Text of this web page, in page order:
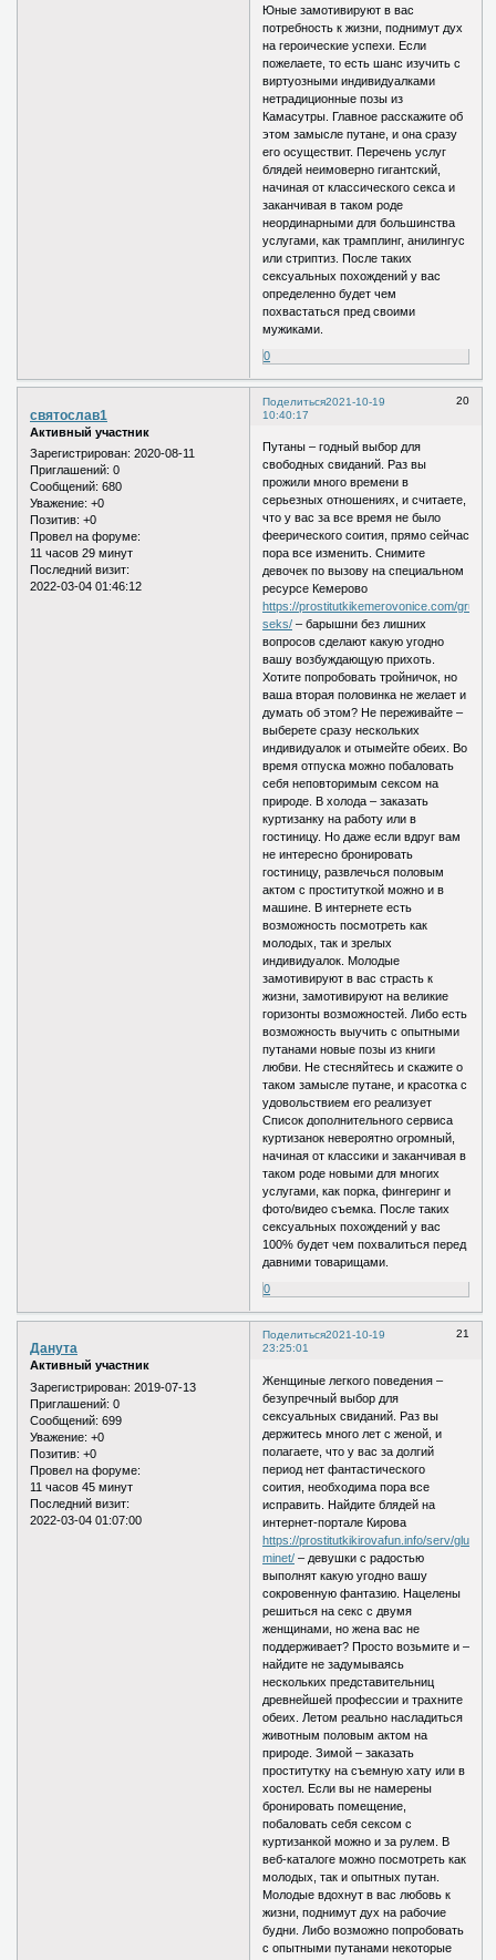
Юные замотивируют в вас
потребность к жизни, поднимут дух
на героические успехи. Если
пожелаете, то есть шанс изучить с
виртуозными индивидуалками
нетрадиционные позы из
Камасутры. Главное расскажите об
этом замысле путане, и она сразу
его осуществит. Перечень услуг
блядей неимоверно гигантский,
начиная от классического секса и
заканчивая в таком роде
неординарными для большинства
услугами, как трамплинг, анилингус
или стриптиз. После таких
сексуальных похождений у вас
определенно будет чем
похвастаться пред своими
мужиками.
0
Поделиться 20
2021-10-19
10:40:17
святослав1
Активный участник
Зарегистрирован: 2020-08-11
Приглашений: 0
Сообщений: 680
Уважение: +0
Позитив: +0
Провел на форуме:
11 часов 29 минут
Последний визит:
2022-03-04 01:46:12
Путаны – годный выбор для
свободных свиданий. Раз вы
прожили много времени в
серьезных отношениях, и считаете,
что у вас за все время не было
феерического соития, прямо сейчас
пора все изменить. Снимите
девочек по вызову на специальном
ресурсе Кемерово
https://prostitutkikemerovonice.com/
seks/ – барышни без лишних
вопросов сделают какую угодно
вашу возбуждающую прихоть.
Хотите попробовать тройничок, но
ваша вторая половинка не желает и
думать об этом? Не переживайте –
выберете сразу нескольких
индивидуалок и отымейте обеих. Во
время отпуска можно побаловать
себя неповторимым сексом на
природе. В холода – заказать
куртизанку на работу или в
гостиницу. Но даже если вдруг вам
не интересно бронировать
гостиницу, развлечься половым
актом с проституткой можно и в
машине. В интернете есть
возможность посмотреть как
молодых, так и зрелых
индивидуалок. Молодые
замотивируют в вас страсть к
жизни, замотивируют на великие
горизонты возможностей. Либо есть
возможность выучить с опытными
путанами новые позы из книги
любви. Не стесняйтесь и скажите о
таком замысле путане, и красотка с
удовольствием его реализует
Список дополнительного сервиса
куртизанок невероятно огромный,
начиная от классики и заканчивая в
таком роде новыми для многих
услугами, как порка, фингеринг и
фото/видео съемка. После таких
сексуальных похождений у вас
100% будет чем похвалиться перед
давними товарищами.
0
Поделиться 21
2021-10-19
23:25:01
Данута
Активный участник
Зарегистрирован: 2019-07-13
Приглашений: 0
Сообщений: 699
Уважение: +0
Позитив: +0
Провел на форуме:
11 часов 45 минут
Последний визит:
2022-03-04 01:07:00
Женщиные легкого поведения –
безупречный выбор для
сексуальных свиданий. Раз вы
держитесь много лет с женой, и
полагаете, что у вас за долгий
период нет фантастического
соития, необходима пора все
исправить. Найдите блядей на
интернет-портале Кирова
https://prostitutkikirovafun.info/serv/
minet/ – девушки с радостью
выполнят какую угодно вашу
сокровенную фантазию. Нацелены
решиться на секс с двумя
женщинами, но жена вас не
поддерживает? Просто возьмите и –
найдите не задумываясь
нескольких представительниц
древнейшей профессии и трахните
обеих. Летом реально насладиться
животным половым актом на
природе. Зимой – заказать
проститутку на съемную хату или в
хостел. Если вы не намерены
бронировать помещение,
побаловать себя сексом с
куртизанкой можно и за рулем. В
веб-каталоге можно посмотреть как
молодых, так и опытных путан.
Молодые вдохнут в вас любовь к
жизни, поднимут дух на рабочие
будни. Либо возможно попробовать
с опытными путанами некоторые